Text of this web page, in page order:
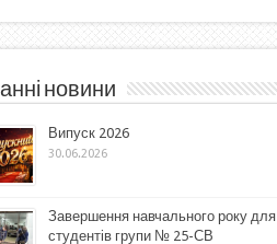
новини
Випуск 2026
30.06.2026
Завершення навчального року для
студентів групи № 25-СВ